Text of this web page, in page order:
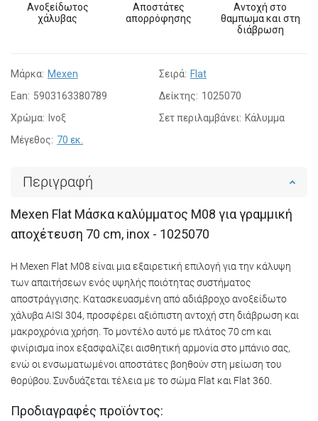
Ανοξείδωτος
χάλυβας
Αποστάτες
απορρόφησης
Αντοχή στο
θαμπωμα και στη
διάβρωση
Μάρκα: Mexen Σειρά: Flat
Ean: 5903163380789 Δείκτης: 1025070
Χρώμα: Ινοξ Σετ περιλαμβάνει: Κάλυμμα
Μέγεθος: 70 εκ.
Περιγραφή
Mexen Flat Μάσκα καλύμματος M08 για γραμμική
αποχέτευση 70 cm, inox - 1025070
Η Mexen Flat M08 είναι μια εξαιρετική επιλογή για την κάλυψη
των απαιτήσεων ενός υψηλής ποιότητας συστήματος
αποστράγγισης. Κατασκευασμένη από αδιάβροχο ανοξείδωτο
χάλυβα AISI 304, προσφέρει αξιόπιστη αντοχή στη διάβρωση και
μακροχρόνια χρήση. Το μοντέλο αυτό με πλάτος 70 cm και
φινίρισμα inox εξασφαλίζει αισθητική αρμονία στο μπάνιο σας,
ενώ οι ενσωματωμένοι αποστάτες βοηθούν στη μείωση του
θορύβου. Συνδυάζεται τέλεια με το σώμα Flat και Flat 360.
Προδιαγραφές προϊόντος: